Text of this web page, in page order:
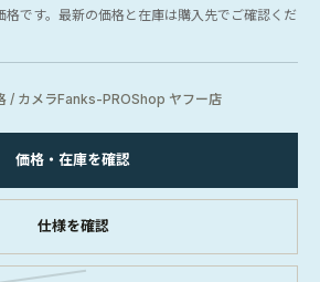
格です。最新の価格と在庫は購入先でご確認くだ
/ カメラFanks-PROShop ヤフー店
価格・在庫を確認
仕様を確認